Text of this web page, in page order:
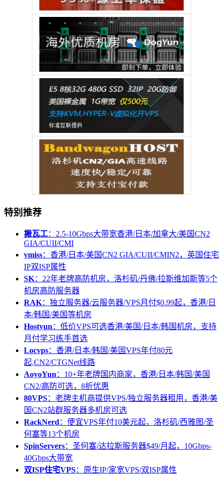
特别推荐
搬瓦工：2.5-10Gbps大带宽香港/日本/加拿大/美国CN2
GIA/CUII/CMI
vmiss：香港/日本/美国CN2 GIA/CUII/CMIN2，英国住宅
IP双ISP属性
SK：22年老牌高防机房，洛杉矶/丹佛/拉斯维加斯等5个
机房高防服务器
RAK：独立服务器/云服务器/VPS月付$0.99起，香港/日
本/韩国/美国等机房
Hostyun ：低价VPS可选香港/美国/日本/韩国机房，支持
月付学习练手首选
Locvps：香港/日本/韩国/美国VPS年付80元
起,CN2/CTGNet线路
AoyoYun ：10+年老牌国内商家，香港/日本/韩国/美国
CN2/高防可选，8折优惠
80VPS：老牌主机商提供VPS/独立服务器租用，香港/美
国CN2站群服务器多机房可选
RackNerd ：便宜VPS年付10美元起，洛杉矶/西雅图/圣
何塞等13个机房
SpinServers：圣何塞/达拉斯服务器$49/月起，10Gbps-
40Gbps大带宽
双ISP住宅VPS：原生IP/家宽VPS/双ISP属性